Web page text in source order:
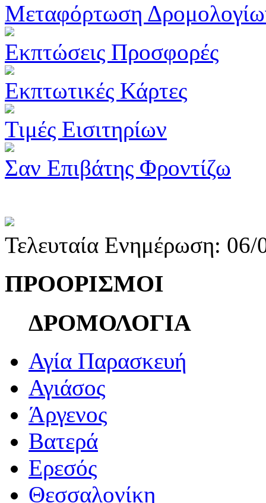
Μεταφόρτωση
Εκπτώσεις Προσφορές
Εκπτωτικές Κάρτες
Τιμές Εισιτηρίων
Σαν Επιβάτης Φροντίζω
Τελευταία Ενημέρωση:
ΠΡΟΟΡΙΣΜΟΙ
ΔΡΟΜΟΛΟΓΙΑ
Αγία Παρασκευή
Αγιάσος
Άργενος
Βατερά
Ερεσός
Θεσσαλονίκη